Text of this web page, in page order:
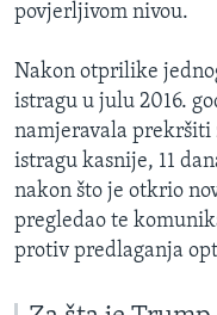
povjerljivom nivou.
Nakon otprilike
istragu u julu 2016.
namjeravala prekršiti
istragu kasnije, 11
nakon što je otkrio
pregledao te
protiv predlaganja